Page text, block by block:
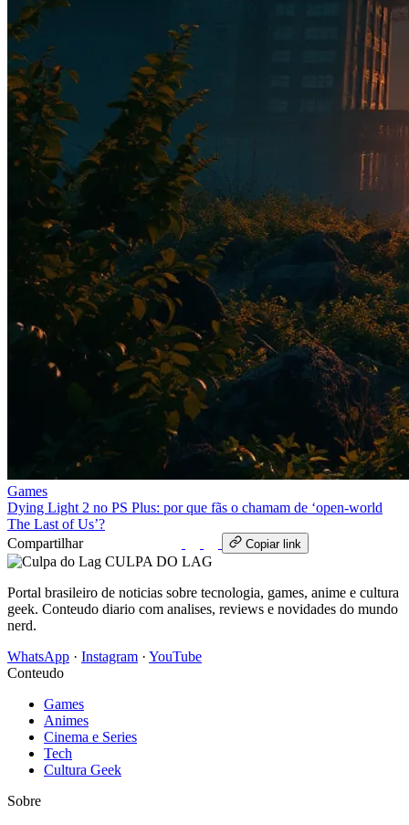
Games
Dying Light 2 no PS Plus: por que fãs o chamam de ‘open-world
The Last of Us’?
Compartilhar
Copiar link
CULPA DO LAG
Portal brasileiro de noticias sobre tecnologia, games, anime e cultura
geek. Conteudo diario com analises, reviews e novidades do mundo
nerd.
WhatsApp · Instagram · YouTube
Conteudo
Games
Animes
Cinema e Series
Tech
Cultura Geek
Sobre